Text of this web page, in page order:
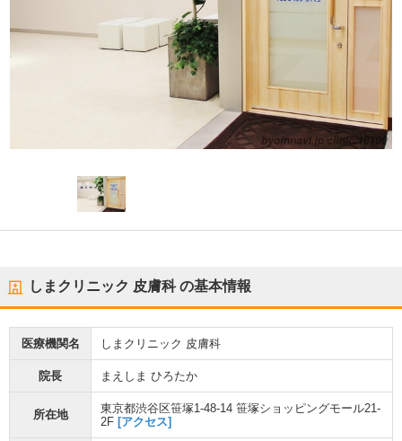
しまクリニック 皮膚科の基本情報
医療機関名 しまクリニック 皮膚科
院長 まえしま ひろたか
所在地
東京都渋谷区笹塚1-48-14 笹塚ショッピングモール21-
2F [アクセス]